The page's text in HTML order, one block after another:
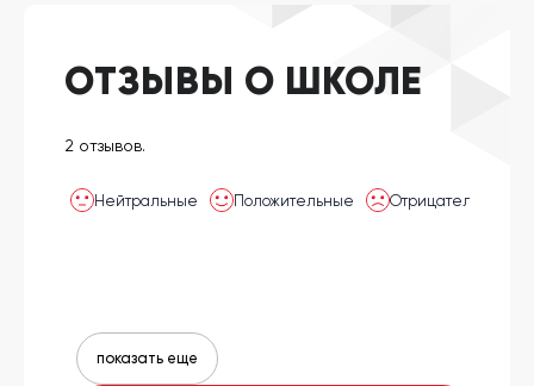
ОТЗЫВЫ О ШКОЛЕ
2 отзывов.
Нейтральные Положительные Отрицательные
показать еще